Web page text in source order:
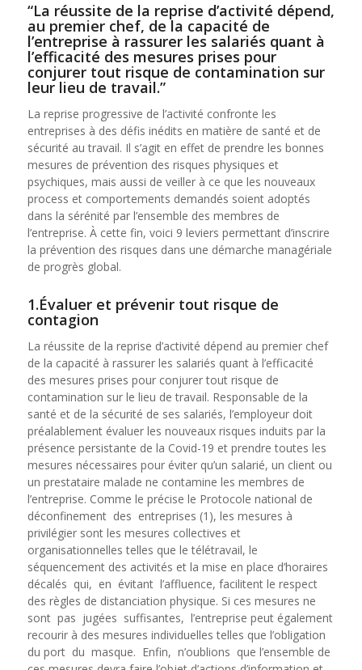
“La réussite de la reprise d’activité dépend,
au premier chef, de la capacité de
l’entreprise à rassurer les salariés quant à
l’efficacité des mesures prises pour
conjurer tout risque de contamination sur
leur lieu de travail.”
La reprise progressive de l’activité confronte les
entreprises à des défis inédits en matière de santé et de
sécurité au travail. Il s’agit en effet de prendre les bonnes
mesures de prévention des risques physiques et
psychiques, mais aussi de veiller à ce que les nouveaux
process et comportements demandés soient adoptés
dans la sérénité par l’ensemble des membres de
l’entreprise. À cette fin, voici 9 leviers permettant d’inscrire
la prévention des risques dans une démarche managériale
de progrès global.
1.Évaluer et prévenir tout risque de
contagion
La réussite de la reprise d’activité dépend au premier chef
de la capacité à rassurer les salariés quant à l’efficacité
des mesures prises pour conjurer tout risque de
contamination sur le lieu de travail. Responsable de la
santé et de la sécurité de ses salariés, l’employeur doit
préalablement évaluer les nouveaux risques induits par la
présence persistante de la Covid-19 et prendre toutes les
mesures nécessaires pour éviter qu’un salarié, un client ou
un prestataire malade ne contamine les membres de
l’entreprise. Comme le précise le Protocole national de
déconfinement des entreprises (1), les mesures à
privilégier sont les mesures collectives et
organisationnelles telles que le télétravail, le
séquencement des activités et la mise en place d’horaires
décalés qui, en évitant l’affluence, facilitent le respect
des règles de distanciation physique. Si ces mesures ne
sont pas jugées suffisantes, l’entreprise peut également
recourir à des mesures individuelles telles que l’obligation
du port du masque. Enfin, n’oublions que l’ensemble de